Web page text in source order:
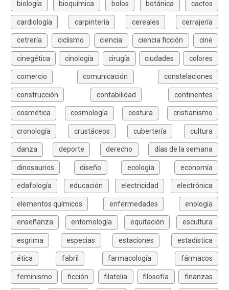
biología bioquímica bolos botánica cactos
cardiología carpintería cereales cerrajería
cetrería ciclismo ciencia ciencia ficción cine
cinegética cinología cirugía ciudades colores
comercio comunicación constelaciones
construcción contabilidad continentes
cosmética cosmología costura cristianismo
cronología crustáceos cubertería cultura
danza deporte derecho días de la semana
dinosaurios diseño ecología economía
edafología educación electricidad electrónica
elementos químicos enfermedades enología
enseñanza entomología equitación escultura
esgrima especias estaciones estadística
ética fabril farmacología fármacos
feminismo ficción filatelia filosofía finanzas